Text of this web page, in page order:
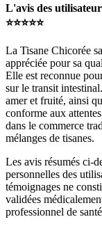
L'avis des
⭐️⭐️⭐️⭐️⭐️
La Tisane Chicorée
appréciée pour sa
Elle est reconnue
sur le transit
amer et fruité, ainsi
conforme aux
dans le commerce
mélanges de tisanes.
Les avis résumés ci-
personnelles des
témoignages ne
validées
professionnel de